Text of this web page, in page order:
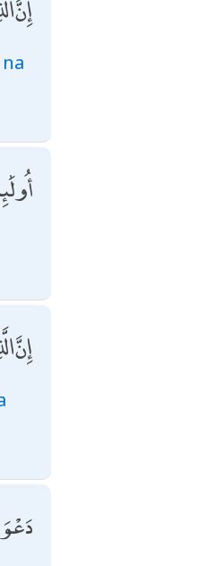
إِنَّ